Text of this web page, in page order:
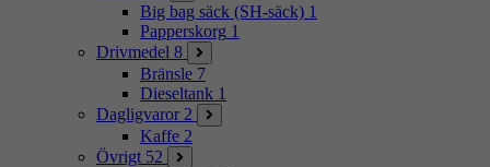
Big bag säck (SH-säck) 1
Papperskorg 1
Drivmedel 8
Bränsle 7
Dieseltank 1
Dagligvaror 2
Kaffe 2
Övrigt 52